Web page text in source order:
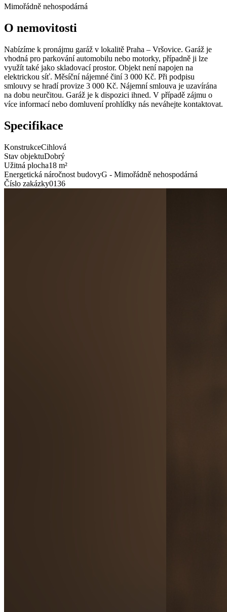
Mimořádně nehospodárná
O nemovitosti
Nabízíme k pronájmu garáž v lokalitě Praha – Vršovice. Garáž je
vhodná pro parkování automobilu nebo motorky, případně ji lze
využít také jako skladovací prostor. Objekt není napojen na
elektrickou síť. Měsíční nájemné činí 3 000 Kč. Při podpisu
smlouvy se hradí provize 3 000 Kč. Nájemní smlouva je uzavírána
na dobu neurčitou. Garáž je k dispozici ihned. V případě zájmu o
více informací nebo domluvení prohlídky nás neváhejte kontaktovat.
Specifikace
KonstrukceCihlová
Stav objektuDobrý
Užitná plocha18 m²
Energetická náročnost budovyG - Mimořádně nehospodárná
Číslo zakázky0136